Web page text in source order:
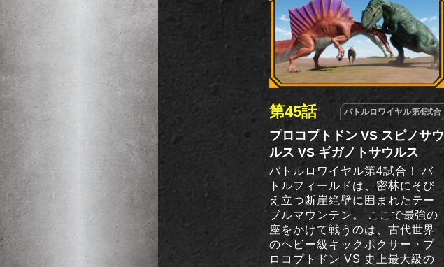
第45話 バトルロワイヤル第4試合
プロコプトドン VS スピノサウ
ルス VS ギガノトサウルス
バトルロワイヤル第4試合！ バ
トルフィールドは、密林にそび
え立つ断崖絶壁に囲まれたテー
ブルマウンテン。 ここで最強の
座をかけて戦うのは、古代世界
のヘビー級キックボクサー・プ
ロコプトドン VS 史上最大級の